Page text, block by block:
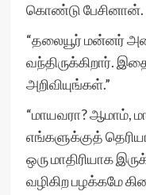
கொண்டு பேசினான்.
“தலையூர் மன்னர்
வந்திருக்கிறார்.
அறிவியுங்கள்.”
“மாயவரா? ஆமாம்,
எங்களுக்குத்
ஒரு மாதிரியாக
வழிகிற பழக்கமே